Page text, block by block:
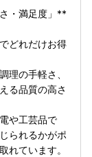
・満足度」**
どれだけお得
理の手軽さ、
る品質の高さ
や工芸品で
られるかがポ
れています。